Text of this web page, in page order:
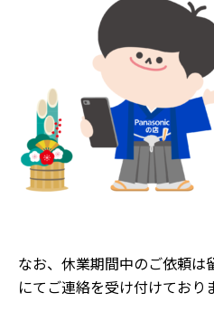
なお、休業期間中のご依頼は
にてご連絡を受け付けており